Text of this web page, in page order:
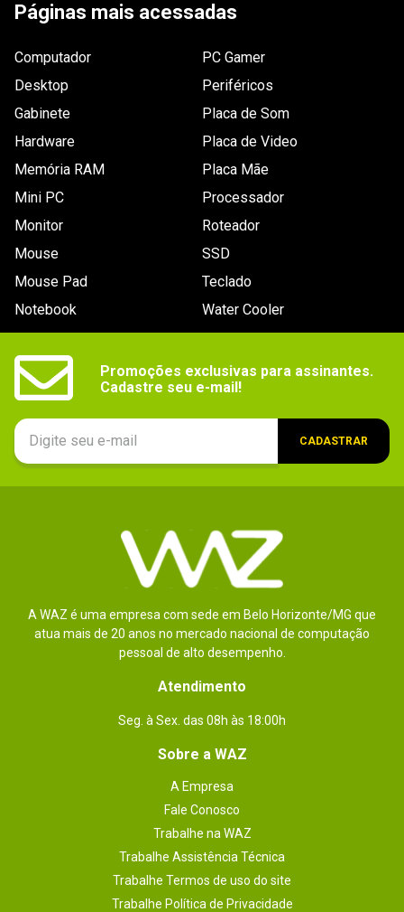
Páginas mais acessadas
Computador
Desktop
Gabinete
Hardware
Memória RAM
Mini PC
Monitor
Mouse
Mouse Pad
Notebook
PC Gamer
Periféricos
Placa de Som
Placa de Video
Placa Mãe
Processador
Roteador
SSD
Teclado
Water Cooler
Promoções exclusivas para assinantes.
Cadastre seu e-mail!
CADASTRAR
A WAZ é uma empresa com sede em Belo Horizonte/MG que
atua mais de 20 anos no mercado nacional de computação
pessoal de alto desempenho.
Atendimento
Seg. à Sex. das 08h às 18:00h
Sobre a WAZ
A Empresa
Fale Conosco
Trabalhe na WAZ
Trabalhe Assistência Técnica
Trabalhe Termos de uso do site
Trabalhe Política de Privacidade